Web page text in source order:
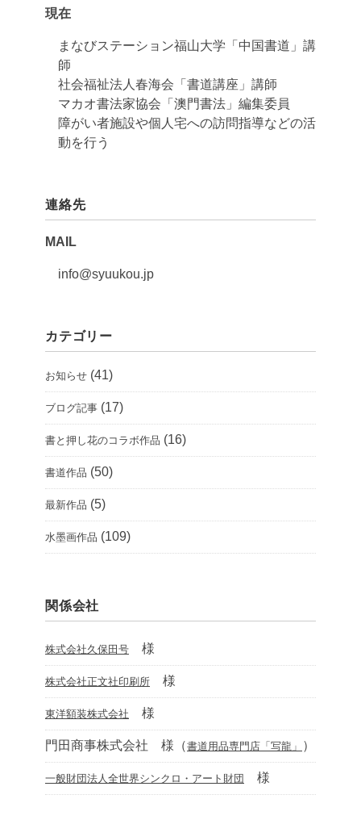
現在
まなびステーション福山大学「中国書道」講
師
社会福祉法人春海会「書道講座」講師
マカオ書法家協会「澳門書法」編集委員
障がい者施設や個人宅への訪問指導などの活
動を行う
連絡先
MAIL
info@syuukou.jp
カテゴリー
お知らせ (41)
ブログ記事 (17)
書と押し花のコラボ作品 (16)
書道作品 (50)
最新作品 (5)
水墨画作品 (109)
関係会社
株式会社久保田号 様
株式会社正文社印刷所 様
東洋額装株式会社 様
門田商事株式会社 様（書道用品専門店「写龍」 ）
一般財団法人全世界シンクロ・アート財団 様